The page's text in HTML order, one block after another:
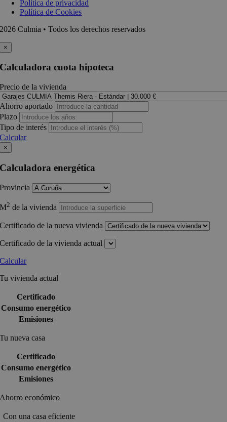
Política de privacidad
Política de Cookies
2026 Culmia • Todos los derechos reservados
×
Calculadora cuota hipoteca
Precio de la vivienda
Ahorro aportado
Plazo
Tipo de interés
Calcular
×
Calculadora energética
Provincia
M2 de la vivienda
Certificado de la nueva vivienda
Certificado de la vivienda actual
Calcular
Tu vivienda actual
Certificado
Consumo energético
Emisiones
Tu nueva casa
Certificado
Consumo energético
Emisiones
Ahorro económico
Con una casa eficiente